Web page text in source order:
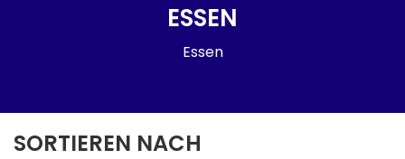
ESSEN
Essen
SORTIEREN NACH